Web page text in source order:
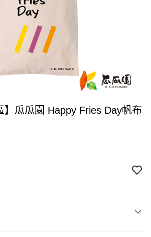
】瓜瓜園 Happy Fries Day帆布